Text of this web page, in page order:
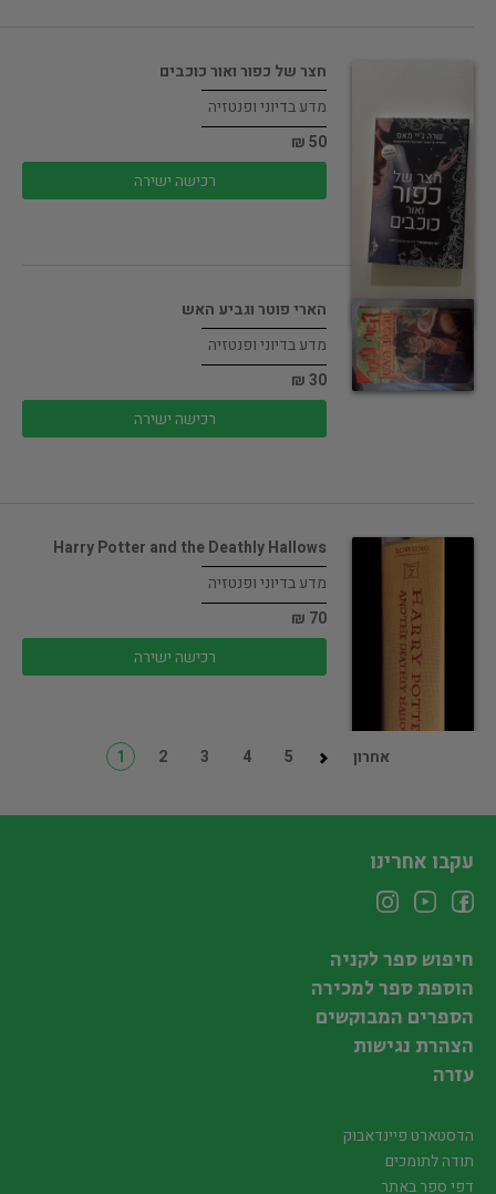
חצר של כפור ואור כוכבים
מדע בדיוני ופנטזיה
50 ₪
רכישה ישירה
הארי פוטר וגביע האש
מדע בדיוני ופנטזיה
30 ₪
רכישה ישירה
Harry Potter and the Deathly Hallows
מדע בדיוני ופנטזיה
70 ₪
רכישה ישירה
1 2 3 4 5 אחרון
עקבו אחרינו
חיפוש ספר לקניה
הוספת ספר למכירה
הספרים המבוקשים
הצהרת נגישות
עזרה
הדסטארט פיינדאבוק
תודה לתומכים
דפי ספר באתר